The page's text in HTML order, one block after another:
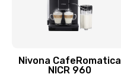
Nivona CafeRomatica
NICR 960